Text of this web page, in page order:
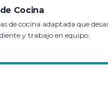
Cocina
de cocina adaptada que
y trabajo en equipo.